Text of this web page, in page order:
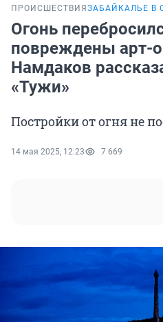
ПРОИСШЕСТВИЯ ЗАБАЙКАЛЬЕ В
Огонь
повреждены арт-
Намдаков
«Тужи»
Постройки от огня не
14 мая 2025, 12:23 7 669